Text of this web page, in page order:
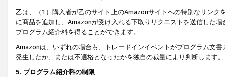
乙は、（1）購入者が乙のサイト上のAmazonサイトへの特別なリン
に商品を追加し、Amazonが受け入れる下取りリクエストを送信した
プログラム紹介料を得ることができます。
Amazonは、いずれの場合も、トレードインイベントがプログラム文
発生したか、または不適格となったかを独自の裁量により判断します。
5. プログラム紹介料の制限